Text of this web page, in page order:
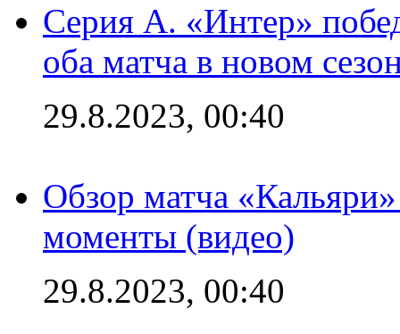
Серия А. «Интер»
оба матча в новом
29.8.2023, 00:40
Обзор матча
моменты (видео)
29.8.2023, 00:40